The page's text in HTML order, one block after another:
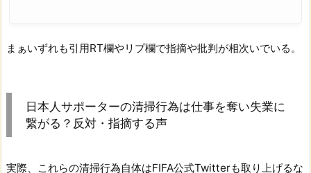
まぁいずれも引用RT欄やリプ欄で指摘や批判が相次いでいる。
日本人サポーターの清掃行為は仕事を奪い失業に
繋がる？反対・指摘する声
実際、これらの清掃行為自体はFIFA公式Twitterも取り上げるな